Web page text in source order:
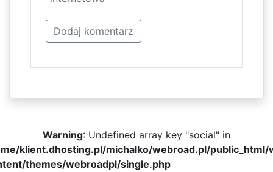
Warning: Undefined array key "social" in
klient.dhosting.pl/michalko/webroad.pl/public_html/
themes/webroadpl/single.php